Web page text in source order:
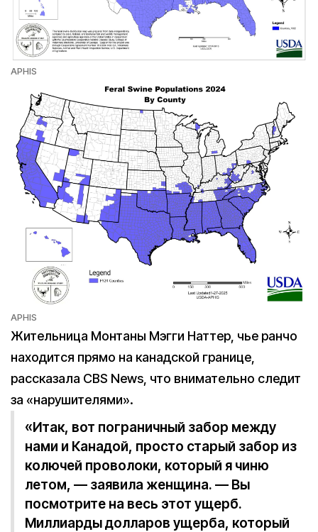
APHIS
APHIS
Жительница Монтаны Мэгги Наттер, чье ранчо
находится прямо на канадской границе,
рассказала CBS News, что внимательно следит
за «нарушителями».
«Итак, вот пограничный забор между
нами и Канадой, просто старый забор из
колючей проволоки, который я чиню
летом, — заявила женщина. — Вы
посмотрите на весь этот ущерб.
Миллиарды долларов ущерба, который